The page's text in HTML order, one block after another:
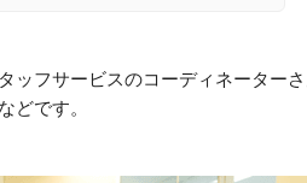
フサービスのコーディネーターさ
などです。